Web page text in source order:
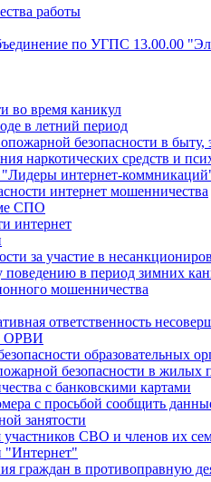
работы
по УГПС 13.00.00
во время каникул
в летний период
безопасности в быту,
наркотических средств и
"Лидеры интернет-
интернет мошенничества
СПО
интернет
за участие в
поведению в период зимних
мошенничества
ответственность
ОРВИ
образовательных
безопасности в жилых
с банковскими картами
с просьбой сообщить
занятости
СВО и членов их
"Интернет"
граждан в противоправную